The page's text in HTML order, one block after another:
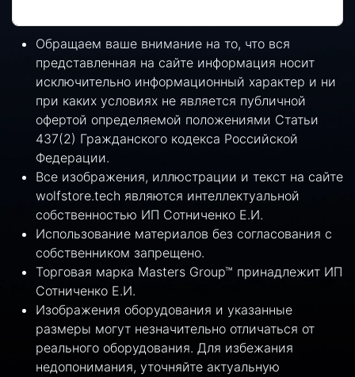
Обращаем ваше внимание на то, что вся
представленная на сайте информация носит
исключительно информационный характер и ни
при каких условиях не является публичной
офертой определяемой положениями Статьи
437(2) Гражданского кодекса Российской
Федерации.
Все изображения, иллюстрации и текст на сайте
wolfstore.tech являются интеллектуальной
собственностью ИП Сотниченко Е.И.
Использование материалов без согласования с
собственником запрещено.
Торговая марка Masters Group™ принадлежит ИП
Сотниченко Е.И.
Изображения оборудования и указанные
размеры могут незначительно отличаться от
реального оборудования. Для избежания
недопонимания, уточняйте актуальную